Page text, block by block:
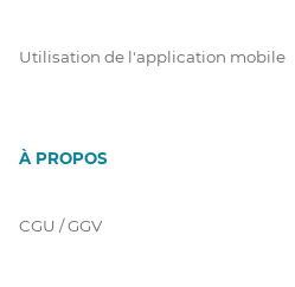
Utilisation de l'application mobile
À PROPOS
CGU / GGV